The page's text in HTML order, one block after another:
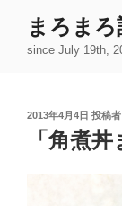
まろまろ
since July 19th,
投
2013年4月4日 投稿
「角煮